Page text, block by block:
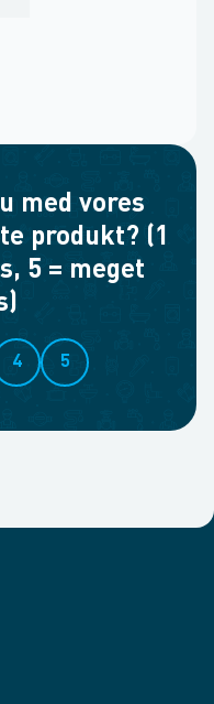
med vores
produkt? (1
5 = meget
4 5